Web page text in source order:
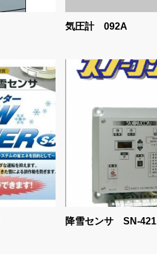
気圧計 092A
降雪センサ SN-421